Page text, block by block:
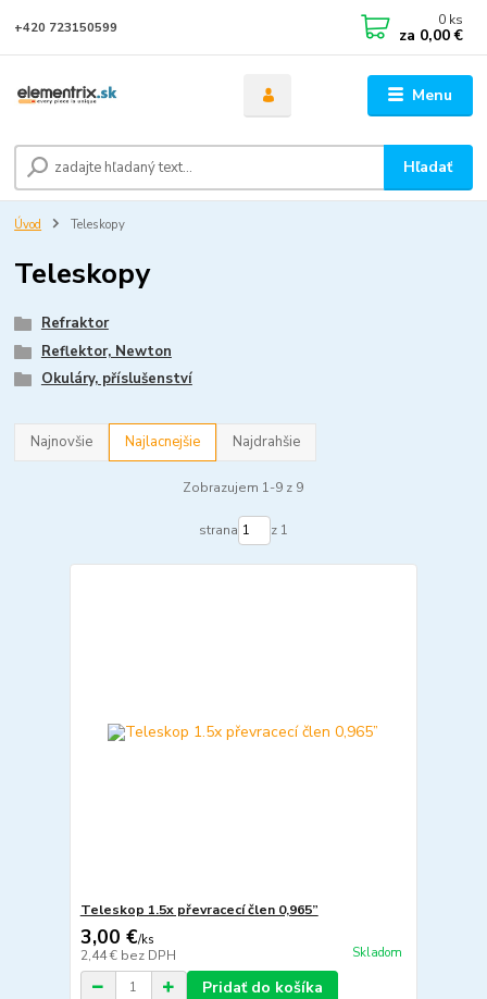
Menu
Hľadať
+420 723150599 0 ks
za 0,00 €
Úvod Teleskopy
Teleskopy
Refraktor
Reflektor, Newton
Okuláry, příslušenství
Najnovšie Najlacnejšie Najdrahšie
Zobrazujem 1-9 z 9
strana z 1
Teleskop 1.5x převracecí člen 0,965”
3,00 €/ks
2,44 € bez DPH Skladom
Pridať do košíka